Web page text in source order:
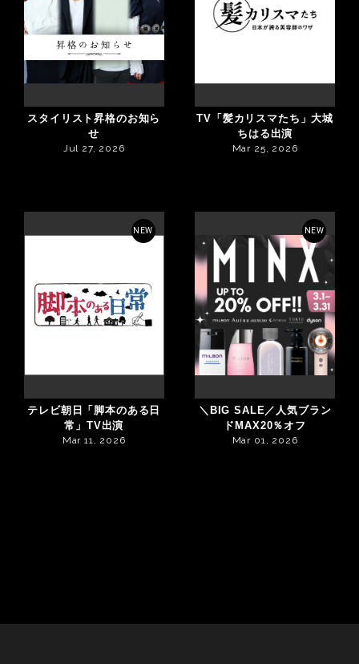
スタイリスト昇格のお知ら
せ
Jul 27, 2026
TV「髪カリスマたち」大城
ちはる出演
Mar 25, 2026
NEW
テレビ朝日「脚本のある日
常」TV出演
Mar 11, 2026
NEW
＼BIG SALE／人気ブラン
ドMAX20％オフ
Mar 01, 2026